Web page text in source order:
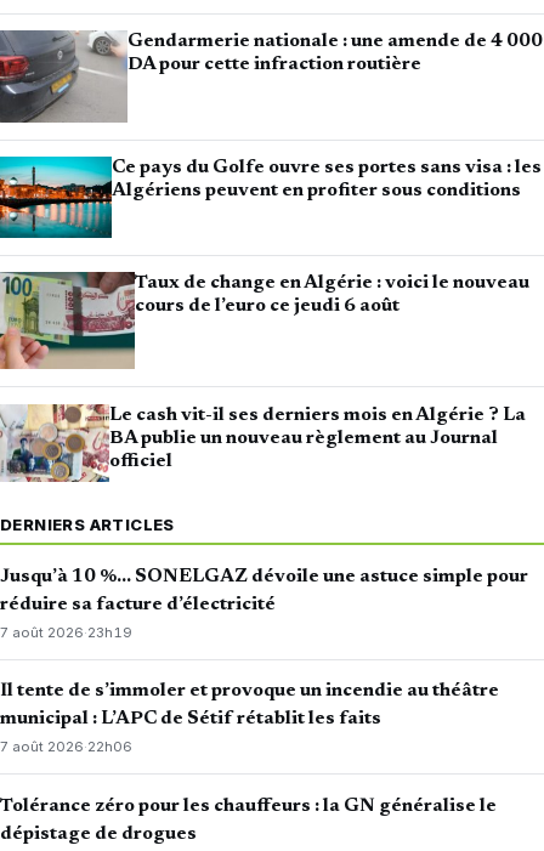
Gendarmerie nationale : une amende de 4 000
DA pour cette infraction routière
Ce pays du Golfe ouvre ses portes sans visa : les
Algériens peuvent en profiter sous conditions
Taux de change en Algérie : voici le nouveau
cours de l’euro ce jeudi 6 août
Le cash vit-il ses derniers mois en Algérie ? La
BA publie un nouveau règlement au Journal
officiel
DERNIERS ARTICLES
Jusqu’à 10 %… SONELGAZ dévoile une astuce simple pour
réduire sa facture d’électricité
7 août 2026·23h19
Il tente de s’immoler et provoque un incendie au théâtre
municipal : L’APC de Sétif rétablit les faits
7 août 2026·22h06
Tolérance zéro pour les chauffeurs : la GN généralise le
dépistage de drogues